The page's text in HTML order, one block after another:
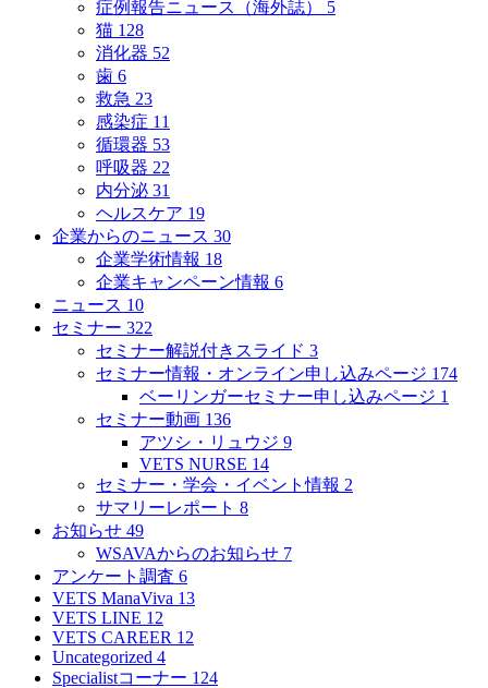
症例報告ニュース（海外誌） 5
猫 128
消化器 52
歯 6
救急 23
感染症 11
循環器 53
呼吸器 22
内分泌 31
ヘルスケア 19
企業からのニュース 30
企業学術情報 18
企業キャンペーン情報 6
ニュース 10
セミナー 322
セミナー解説付きスライド 3
セミナー情報・オンライン申し込みページ 174
ベーリンガーセミナー申し込みページ 1
セミナー動画 136
アツシ・リュウジ 9
VETS NURSE 14
セミナー・学会・イベント情報 2
サマリーレポート 8
お知らせ 49
WSAVAからのお知らせ 7
アンケート調査 6
VETS ManaViva 13
VETS LINE 12
VETS CAREER 12
Uncategorized 4
Specialistコーナー 124